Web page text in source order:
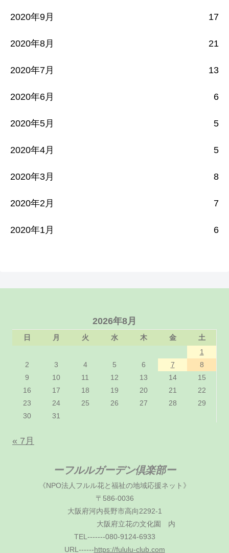
2020年9月 17
2020年8月 21
2020年7月 13
2020年6月 6
2020年5月 5
2020年4月 5
2020年3月 8
2020年2月 7
2020年1月 6
2026年8月
日 月 火 水 木 金
土
1
2
3 4 5 6 7
8
9
10 11 12 13 14
15
16
17 18 19 20 21
22
23
24 25 26 27 28
29
30
31
« 7月
ーフルルガーデン倶楽部ー
《NPO法人フルル花と福祉の地域応援ネット》
〒586-0036
大阪府河内長野市高向2292-1
大阪府立花の文化園 内
TEL-------080-9124-6933
URL------https://fululu-club.com